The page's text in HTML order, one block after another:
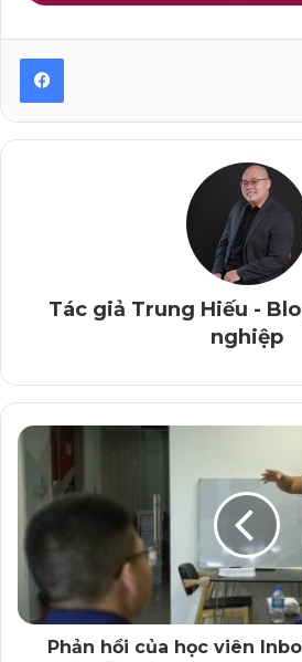
Học viên tâm sự như vậy với tôi.
Nếu như website “có hết” rồi, thì
để làm gì nữa???
Tải eBook chia sẻ chuyên môn
agency Content Marketing, PR
Hiếu –
Không chỉ các nhân viên rơi vào
(agency hoặc freelancer) cho
– Hẹn cung cấp thông tin? “Chị
nhé!” ~ “Hôm sau” kéo dài cả
– “Chiều mai, lúc… thì chúng ta
“OK!”.
Xong thì đến giờ họp, lại… “Ối,
Tác giả Trung Hiếu -
nghiệp
Phản hồi của học viên